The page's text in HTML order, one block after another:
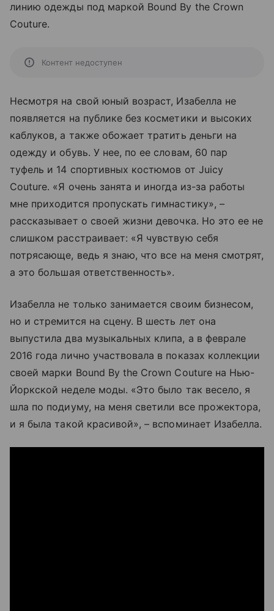
линию одежды под маркой Bound By the Crown
Couture.
Контент недоступен
Несмотря на свой юный возраст, Изабелла не
появляется на публике без косметики и высоких
каблуков, а также обожает тратить деньги на
одежду и обувь. У нее, по ее словам, 60 пар
туфель и 14 спортивных костюмов от Juicy
Couture. «Я очень занята и иногда из-за работы
мне приходится пропускать гимнастику», –
рассказывает о своей жизни девочка. Но это ее не
слишком расстраивает: «Я чувствую себя
потрясающе, ведь я знаю, что все на меня смотрят,
а это большая ответственность».
Изабелла не только занимается своим бизнесом,
но и стремится на сцену. В шесть лет она
выпустила два музыкальных клипа, а в феврале
2016 года лично участвовала в показах коллекции
своей марки Bound By the Crown Couture на Нью-
Йоркской неделе моды. «Это было так весело, я
шла по подиуму, на меня светили все прожектора,
и я была такой красивой», – вспоминает Изабелла.